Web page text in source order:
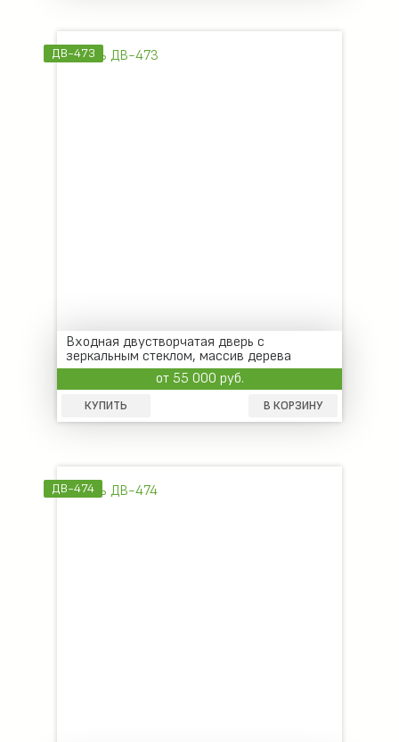
ДВ-473
Входная двустворчатая дверь с
зеркальным стеклом, массив дерева
от 55 000 руб.
КУПИТЬ В КОРЗИНУ
ДВ-474